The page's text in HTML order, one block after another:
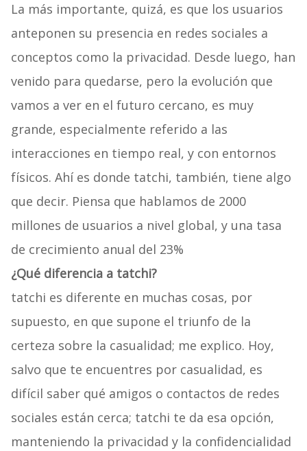
La más importante, quizá, es que los usuarios
anteponen su presencia en redes sociales a
conceptos como la privacidad. Desde luego, han
venido para quedarse, pero la evolución que
vamos a ver en el futuro cercano, es muy
grande, especialmente referido a las
interacciones en tiempo real, y con entornos
físicos. Ahí es donde tatchi, también, tiene algo
que decir. Piensa que hablamos de 2000
millones de usuarios a nivel global, y una tasa
de crecimiento anual del 23%
¿Qué diferencia a tatchi?
tatchi es diferente en muchas cosas, por
supuesto, en que supone el triunfo de la
certeza sobre la casualidad; me explico. Hoy,
salvo que te encuentres por casualidad, es
difícil saber qué amigos o contactos de redes
sociales están cerca; tatchi te da esa opción,
manteniendo la privacidad y la confidencialidad